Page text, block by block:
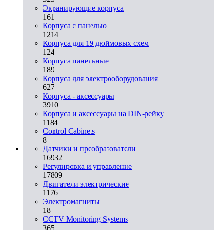
Экранирующие корпуса
161
Корпуса с панелью
1214
Корпуса для 19 дюймовых схем
124
Корпуса панельные
189
Корпуса для электрооборудования
627
Корпуса - аксессуары
3910
Корпуса и аксессуары на DIN-рейку
1184
Control Cabinets
8
Датчики и преобразователи
16932
Регулировка и управление
17809
Двигатели электрические
1176
Электромагниты
18
CCTV Monitoring Systems
365